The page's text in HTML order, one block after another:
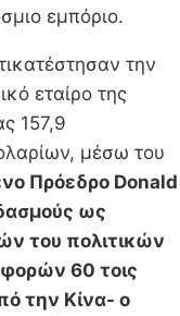
εμπόριο.
την
εταίρο της
157,9
μέσω του
Πρόεδρο Donald
ως
του πολιτικών
60 τοις
την Κίνα- ο